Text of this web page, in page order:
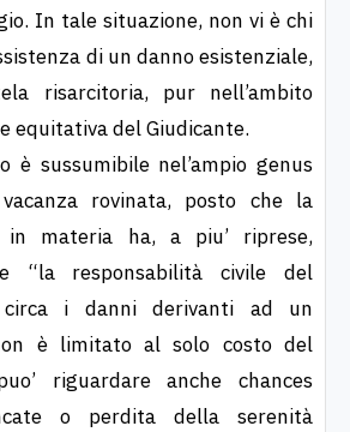
In tale situazione, non vi è chi
di un danno esistenziale,
risarcitoria, pur nell’ambito
equitativa del Giudicante.
è sussumibile nel’ampio genus
rovinata, posto che la
in materia ha, a piu’ riprese,
“la responsabilità civile del
i danni derivanti ad un
è limitato al solo costo del
riguardare anche chances
o perdita della serenità